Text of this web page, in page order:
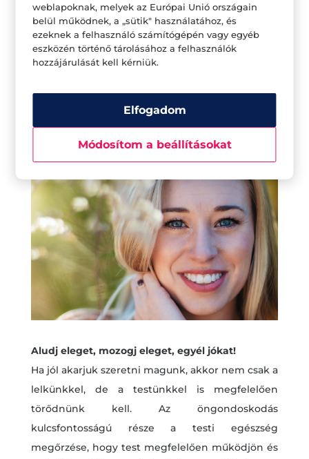
szembeni harag. A harag ugyanis hatalmas
mennyiségű negatív energiát szül, ami abszolút
kimerítő. Ha megbocsájtasz magadnak, és
elfogadod, hogy te sem vagy tökéletes, el tudod
rengeteg energiád, így máris jobban szereted
magad.
Aludj eleget, mozogj eleget, egyél jókat!
Ha jól akarjuk szeretni magunk, akkor nem csak a
lelkünkkel, de a testünkkel is megfelelően
törődnünk kell. Az öngondoskodás
kulcsfontosságú része a testi egészség
megőrzése, hogy test megfelelően működjön és
weblapoknak, melyek az Európai Unió országain
belül működnek, a „sütik" használatához, és
ezeknek a felhasználó számítógépén vagy egyéb
eszközén történő tárolásához a felhasználók
hozzájárulását kell kérniük.
Elfogadom
Módosítom a beállításokat